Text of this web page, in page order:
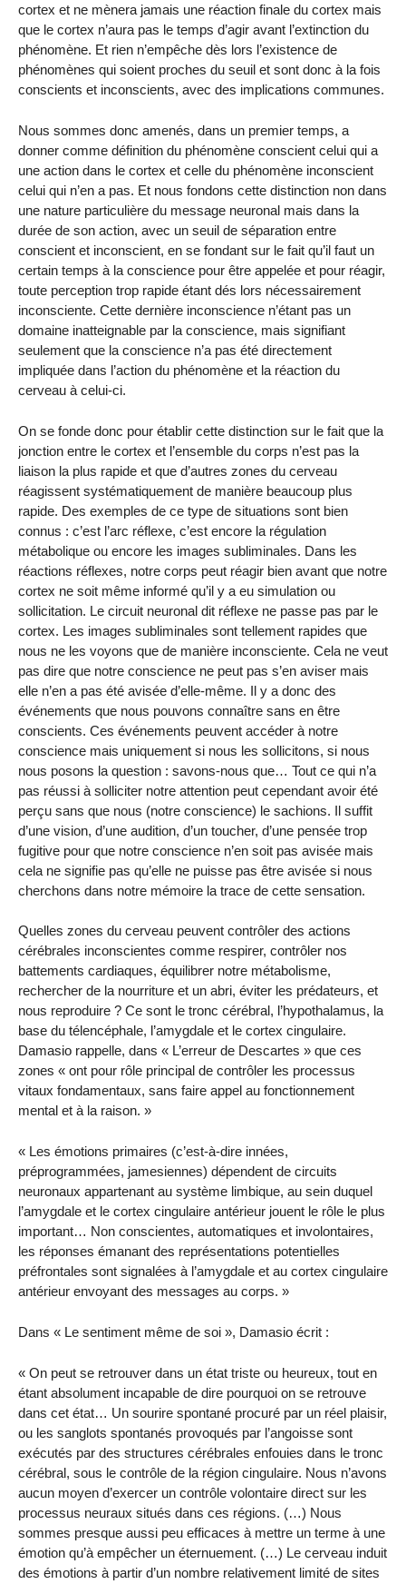
cortex et ne mènera jamais une réaction finale du cortex mais
que le cortex n’aura pas le temps d’agir avant l’extinction du
phénomène. Et rien n’empêche dès lors l’existence de
phénomènes qui soient proches du seuil et sont donc à la fois
conscients et inconscients, avec des implications communes.
Nous sommes donc amenés, dans un premier temps, a
donner comme définition du phénomène conscient celui qui a
une action dans le cortex et celle du phénomène inconscient
celui qui n’en a pas. Et nous fondons cette distinction non dans
une nature particulière du message neuronal mais dans la
durée de son action, avec un seuil de séparation entre
conscient et inconscient, en se fondant sur le fait qu’il faut un
certain temps à la conscience pour être appelée et pour réagir,
toute perception trop rapide étant dés lors nécessairement
inconsciente. Cette dernière inconscience n’étant pas un
domaine inatteignable par la conscience, mais signifiant
seulement que la conscience n’a pas été directement
impliquée dans l’action du phénomène et la réaction du
cerveau à celui-ci.
On se fonde donc pour établir cette distinction sur le fait que la
jonction entre le cortex et l’ensemble du corps n’est pas la
liaison la plus rapide et que d’autres zones du cerveau
réagissent systématiquement de manière beaucoup plus
rapide. Des exemples de ce type de situations sont bien
connus : c’est l’arc réflexe, c’est encore la régulation
métabolique ou encore les images subliminales. Dans les
réactions réflexes, notre corps peut réagir bien avant que notre
cortex ne soit même informé qu’il y a eu simulation ou
sollicitation. Le circuit neuronal dit réflexe ne passe pas par le
cortex. Les images subliminales sont tellement rapides que
nous ne les voyons que de manière inconsciente. Cela ne veut
pas dire que notre conscience ne peut pas s’en aviser mais
elle n’en a pas été avisée d’elle-même. Il y a donc des
événements que nous pouvons connaître sans en être
conscients. Ces événements peuvent accéder à notre
conscience mais uniquement si nous les sollicitons, si nous
nous posons la question : savons-nous que… Tout ce qui n’a
pas réussi à solliciter notre attention peut cependant avoir été
perçu sans que nous (notre conscience) le sachions. Il suffit
d’une vision, d’une audition, d’un toucher, d’une pensée trop
fugitive pour que notre conscience n’en soit pas avisée mais
cela ne signifie pas qu’elle ne puisse pas être avisée si nous
cherchons dans notre mémoire la trace de cette sensation.
Quelles zones du cerveau peuvent contrôler des actions
cérébrales inconscientes comme respirer, contrôler nos
battements cardiaques, équilibrer notre métabolisme,
rechercher de la nourriture et un abri, éviter les prédateurs, et
nous reproduire ? Ce sont le tronc cérébral, l’hypothalamus, la
base du télencéphale, l’amygdale et le cortex cingulaire.
Damasio rappelle, dans « L’erreur de Descartes » que ces
zones « ont pour rôle principal de contrôler les processus
vitaux fondamentaux, sans faire appel au fonctionnement
mental et à la raison. »
« Les émotions primaires (c’est-à-dire innées,
préprogrammées, jamesiennes) dépendent de circuits
neuronaux appartenant au système limbique, au sein duquel
l’amygdale et le cortex cingulaire antérieur jouent le rôle le plus
important… Non conscientes, automatiques et involontaires,
les réponses émanant des représentations potentielles
préfrontales sont signalées à l’amygdale et au cortex cingulaire
antérieur envoyant des messages au corps. »
Dans « Le sentiment même de soi », Damasio écrit :
« On peut se retrouver dans un état triste ou heureux, tout en
étant absolument incapable de dire pourquoi on se retrouve
dans cet état… Un sourire spontané procuré par un réel plaisir,
ou les sanglots spontanés provoqués par l’angoisse sont
exécutés par des structures cérébrales enfouies dans le tronc
cérébral, sous le contrôle de la région cingulaire. Nous n’avons
aucun moyen d’exercer un contrôle volontaire direct sur les
processus neuraux situés dans ces régions. (…) Nous
sommes presque aussi peu efficaces à mettre un terme à une
émotion qu’à empêcher un éternuement. (…) Le cerveau induit
des émotions à partir d’un nombre relativement limité de sites